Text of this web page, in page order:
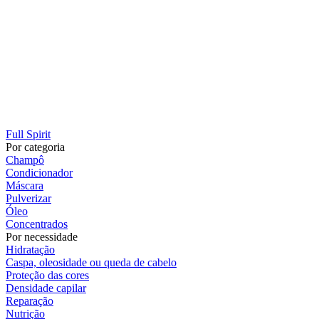
Full Spirit
Por categoria
Champô
Condicionador
Máscara
Pulverizar
Óleo
Concentrados
Por necessidade
Hidratação
Caspa, oleosidade ou queda de cabelo
Proteção das cores
Densidade capilar
Reparação
Nutrição